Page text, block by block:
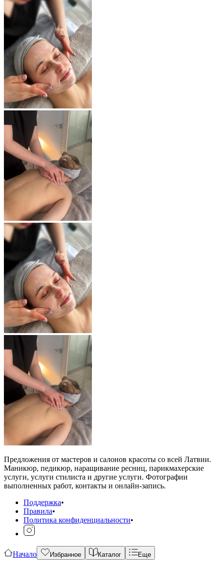
Предложения от мастеров и салонов красоты со всей Латвии.
Маникюр, педикюр, наращивание ресниц, парикмахерские
услуги, услуги стилиста и другие услуги. Фотографии
выполненных работ, контакты и онлайн-запись.
Поддержка•
Правила•
Политика конфиденциальности•
Начало Избранное Каталог Еще